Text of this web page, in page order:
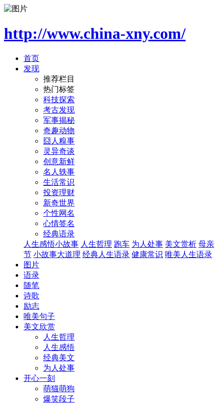
http://www.china-xny.com/
首页
发现
推荐栏目
热门标签
科技探索
考古发现
军事揭秘
奇趣动物
囧人糗事
灵异奇谈
创意新鲜
名人轶事
生活常识
投资理财
新奇世界
个性网名
心情签名
经典语录
人生感悟小故事 人生哲理 跑车 为人处事 美文赏析 母亲
节 小故事大道理 经典人生语录 健康常识 唯美人生语录
图片
语录
随笔
诗歌
励志
唯美句子
美文欣赏
人生哲理
人生感悟
经典美文
为人处事
开心一刻
萌猫萌狗
爆笑段子